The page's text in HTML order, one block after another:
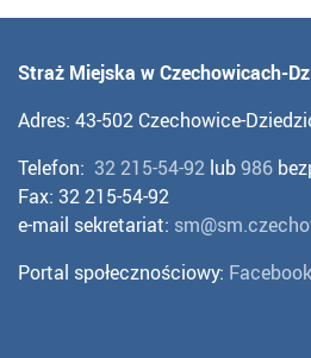
Straż Miejska w Czechowicach-
Adres: 43-502 Czechowice-
Telefon: 32 215-54-92 lub986
Fax: 32 215-54-92
e-mail sekretariat:
Portal społecznościowy: Facebook